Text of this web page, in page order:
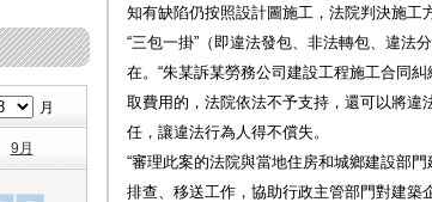
月
9月
知有缺陷仍按照設計圖施工，法院判決施工
“三包一掛”（即違法發包、非法轉包、違法
在。“朱某訴某勞務公司建設工程施工合同
取費用的，法院依法不予支持，還可以將違
任，讓違法行為人得不償失。
“審理此案的法院與當地住房和城鄉建設部
排查、移送工作，協助行政主管部門對建築